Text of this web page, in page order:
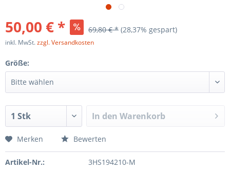
50,00 € * 69,80 € * (28,37% gespart)
inkl. MwSt.zzgl. Versandkosten
Größe:
In den Warenkorb
Merken Bewerten
Artikel-Nr.: 3HS194210-M